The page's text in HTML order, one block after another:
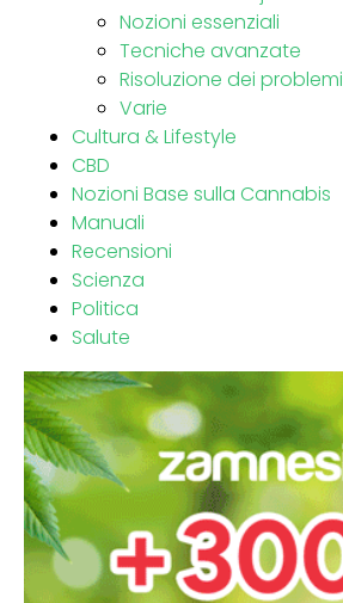
Nozioni essenziali
Tecniche avanzate
Risoluzione dei problemi
Varie
Cultura & Lifestyle
CBD
Nozioni Base sulla Cannabis
Manuali
Recensioni
Scienza
Politica
Salute